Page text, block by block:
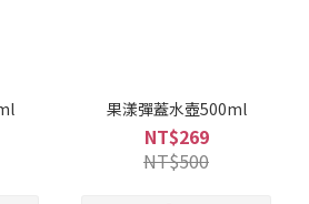
果漾彈蓋水壺500ml
NT$269
NT$500